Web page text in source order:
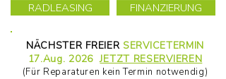
FINANZIERUNG
NÄCHSTER FREIER SERVICETERMIN
17.Aug. 2026JETZT RESERVIEREN
(Für Reparaturen kein Termin notwendig)
RADLEASING